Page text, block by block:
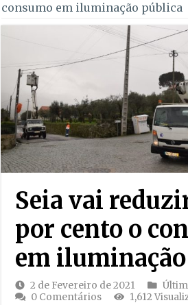
consumo em iluminação pública
Seia vai
por cento o
em
2 de Fevereiro de 2021
0 Comentários
1,612